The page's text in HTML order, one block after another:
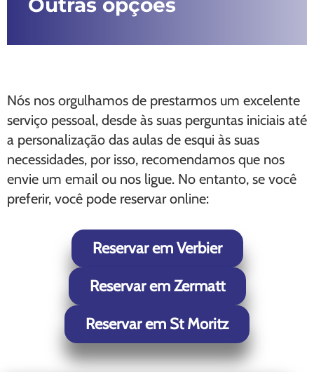
Nós nos orgulhamos de prestarmos um excelente
serviço pessoal, desde às suas perguntas iniciais até
a personalização das aulas de esqui às suas
necessidades, por isso, recomendamos que nos
envie um email ou nos ligue. No entanto, se você
preferir, você pode reservar online:
Reservar em Verbier
Reservar em Zermatt
Reservar em St Moritz